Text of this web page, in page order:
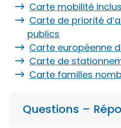
Carte mobilité
Carte de priorité
publics
Carte européenne
Carte de
Carte familles
Questions –